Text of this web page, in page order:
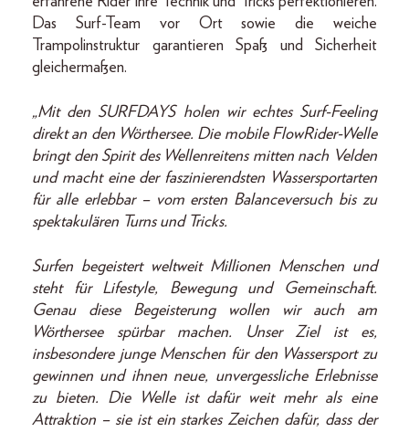
Das Surf-Team vor Ort sowie die weiche
Trampolinstruktur garantieren Spaß und Sicherheit
gleichermaßen.
„Mit den SURFDAYS holen wir echtes Surf-Feeling
direkt an den Wörthersee. Die mobile FlowRider-Welle
bringt den Spirit des Wellenreitens mitten nach Velden
und macht eine der faszinierendsten Wassersportarten
für alle erlebbar – vom ersten Balanceversuch bis zu
spektakulären Turns und Tricks.
Surfen begeistert weltweit Millionen Menschen und
steht für Lifestyle, Bewegung und Gemeinschaft.
Genau diese Begeisterung wollen wir auch am
Wörthersee spürbar machen. Unser Ziel ist es,
insbesondere junge Menschen für den Wassersport zu
gewinnen und ihnen neue, unvergessliche Erlebnisse
zu bieten. Die Welle ist dafür weit mehr als eine
Attraktion – sie ist ein starkes Zeichen dafür, dass der